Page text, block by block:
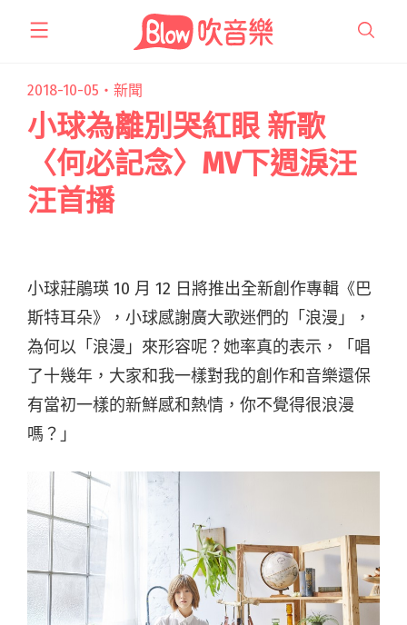
2018-10-05・ 新聞
小球為離別哭紅眼 新歌
〈何必記念〉MV下週淚汪
汪首播
小球莊鵑瑛 10 月 12 日將推出全新創作專輯《巴
斯特耳朵》，小球感謝廣大歌迷們的「浪漫」，
為何以「浪漫」來形容呢？她率真的表示，「唱
了十幾年，大家和我一樣對我的創作和音樂還保
有當初一樣的新鮮感和熱情，你不覺得很浪漫
嗎？」